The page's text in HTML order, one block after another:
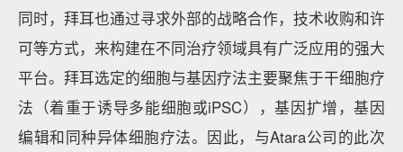
同时，拜耳也通过寻求外部的战略合作，技术收购和许
可等方式，来构建在不同治疗领域具有广泛应用的强大
平台。拜耳选定的细胞与基因疗法主要聚焦于干细胞疗
法（着重于诱导多能细胞或iPSC），基因扩增，基因
编辑和同种异体细胞疗法。因此，与Atara公司的此次